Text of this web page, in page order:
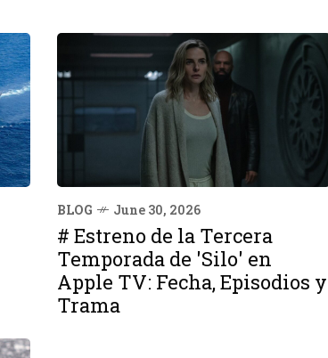
BLOG June 30, 2026
# Estreno de la Tercera
Temporada de 'Silo' en
Apple TV: Fecha, Episodios y
Trama